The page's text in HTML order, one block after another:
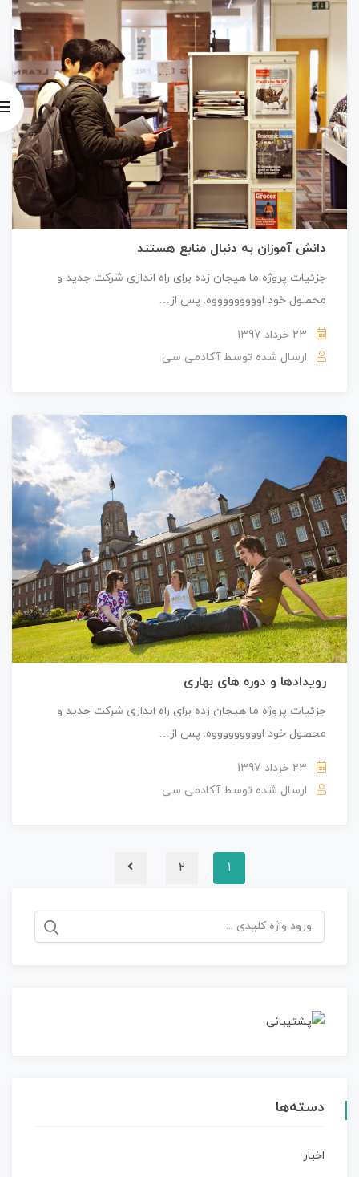
دانش آموزان به دنبال منابع هستند
جزئیات پروژه ما هیجان زده برای راه اندازی شرکت جدید و
محصول خود اوووووووووه. پس از…
23 خرداد 1397
ارسال شده توسط آکادمی سی
رویدادها و دوره های بهاری
جزئیات پروژه ما هیجان زده برای راه اندازی شرکت جدید و
محصول خود اوووووووووه. پس از…
23 خرداد 1397
ارسال شده توسط آکادمی سی
1
2
جستجو
برای:
دسته‌ها
اخبار